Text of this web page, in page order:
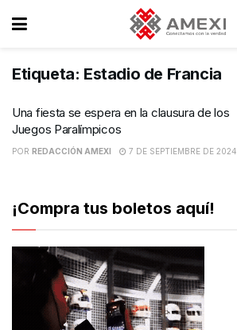
Etiqueta: Estadio de Francia
Una fiesta se espera en la clausura de los
Juegos Paralímpicos
POR REDACCIÓN AMEXI 7 DE SEPTIEMBRE DE 2024
¡Compra tus boletos aquí!